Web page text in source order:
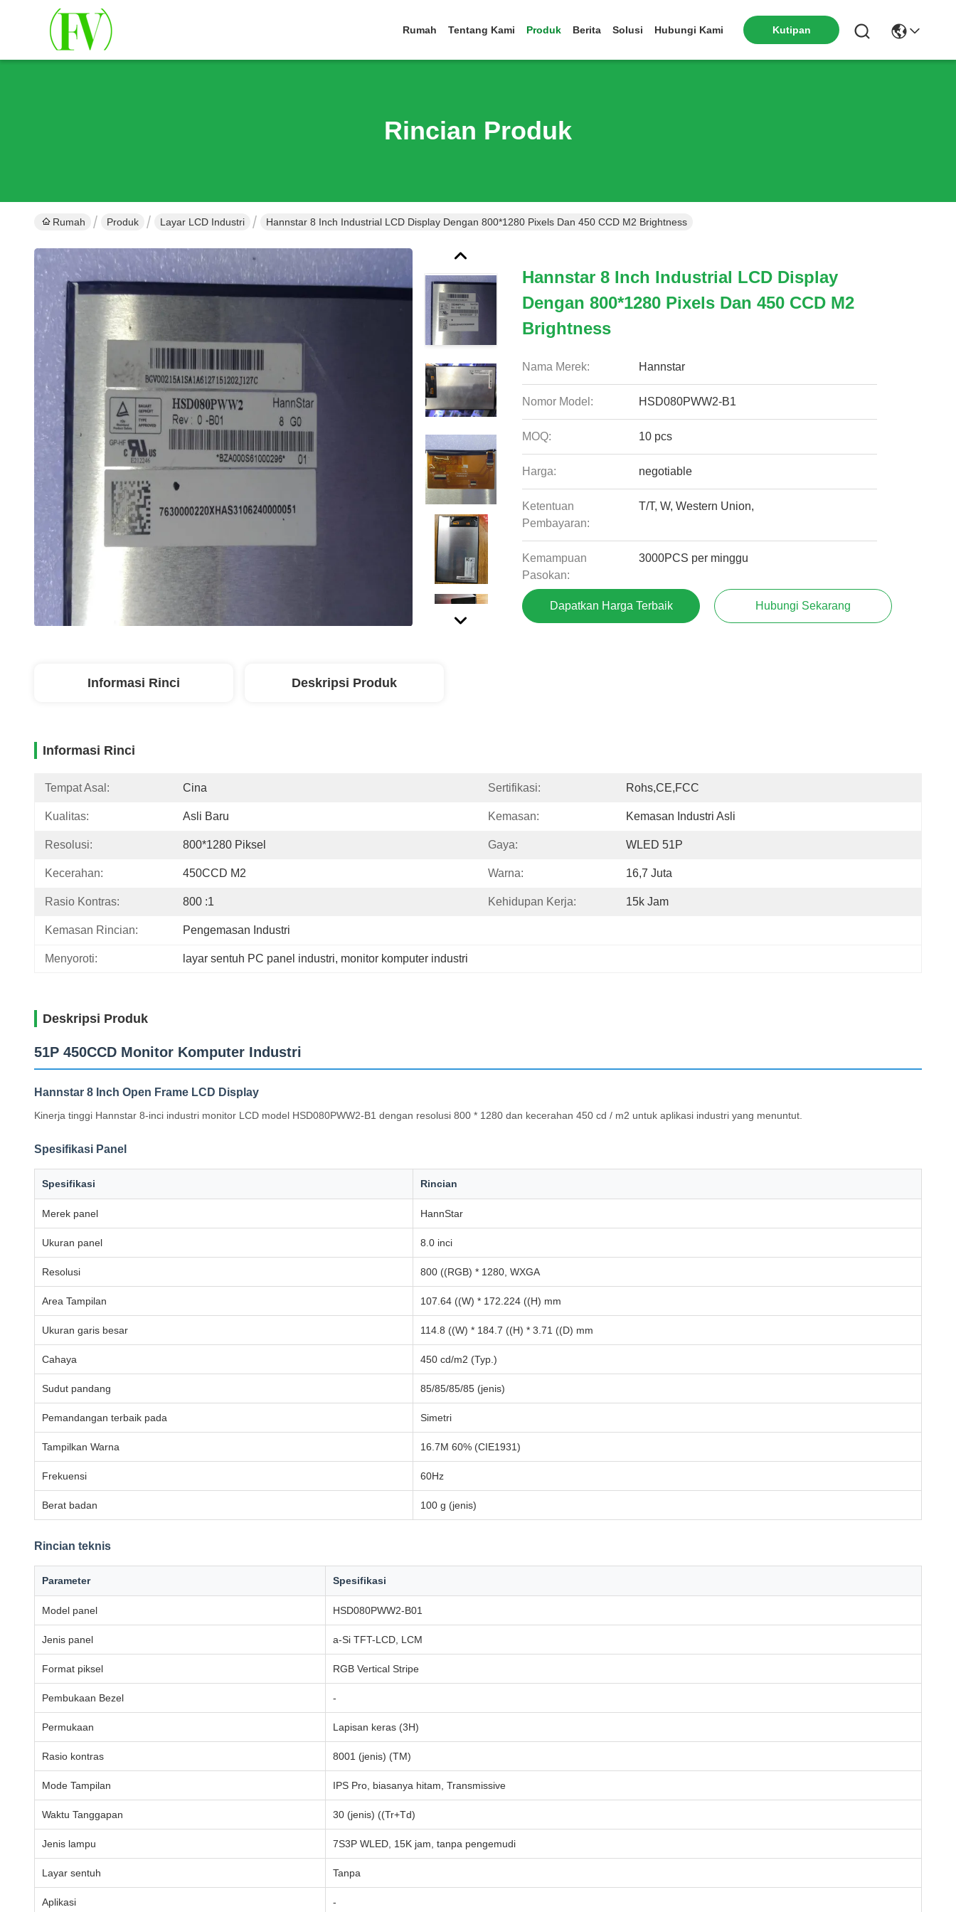
Rumah Tentang Kami Produk Berita Solusi Hubungi Kami Kutipan
Rincian Produk
Rumah Produk Layar LCD Industri Hannstar 8 Inch Industrial LCD Display Dengan 800*1280 Pixels Dan 450 CCD M2 Brightness
Hannstar 8 Inch Industrial LCD Display
Dengan 800*1280 Pixels Dan 450 CCD M2
Brightness
Nama Merek: Hannstar
Nomor Model: HSD080PWW2-B1
MOQ: 10 pcs
Harga: negotiable
Ketentuan
Pembayaran:
T/T, W, Western Union,
Kemampuan
Pasokan:
3000PCS per minggu
Dapatkan Harga Terbaik Hubungi Sekarang
Informasi Rinci Deskripsi Produk
Informasi Rinci
Tempat Asal: Cina Sertifikasi: Rohs,CE,FCC
Kualitas: Asli Baru Kemasan: Kemasan Industri Asli
Resolusi: 800*1280 Piksel Gaya: WLED 51P
Kecerahan: 450CCD M2 Warna: 16,7 Juta
Rasio Kontras: 800 :1 Kehidupan Kerja: 15k Jam
Kemasan Rincian: Pengemasan Industri
Menyoroti: layar sentuh PC panel industri, monitor komputer industri
Deskripsi Produk
51P 450CCD Monitor Komputer Industri
Hannstar 8 Inch Open Frame LCD Display
Kinerja tinggi Hannstar 8-inci industri monitor LCD model HSD080PWW2-B1 dengan resolusi 800 * 1280 dan kecerahan 450 cd / m2 untuk aplikasi industri yang menuntut.
Spesifikasi Panel
Spesifikasi Rincian
Merek panel HannStar
Ukuran panel 8.0 inci
Resolusi 800 ((RGB) * 1280, WXGA
Area Tampilan 107.64 ((W) * 172.224 ((H) mm
Ukuran garis besar 114.8 ((W) * 184.7 ((H) * 3.71 ((D) mm
Cahaya 450 cd/m2 (Typ.)
Sudut pandang 85/85/85/85 (jenis)
Pemandangan terbaik pada Simetri
Tampilkan Warna 16.7M 60% (CIE1931)
Frekuensi 60Hz
Berat badan 100 g (jenis)
Rincian teknis
Parameter Spesifikasi
Model panel HSD080PWW2-B01
Jenis panel a-Si TFT-LCD, LCM
Format piksel RGB Vertical Stripe
Pembukaan Bezel -
Permukaan Lapisan keras (3H)
Rasio kontras 8001 (jenis) (TM)
Mode Tampilan IPS Pro, biasanya hitam, Transmissive
Waktu Tanggapan 30 (jenis) ((Tr+Td)
Jenis lampu 7S3P WLED, 15K jam, tanpa pengemudi
Layar sentuh Tanpa
Aplikasi -